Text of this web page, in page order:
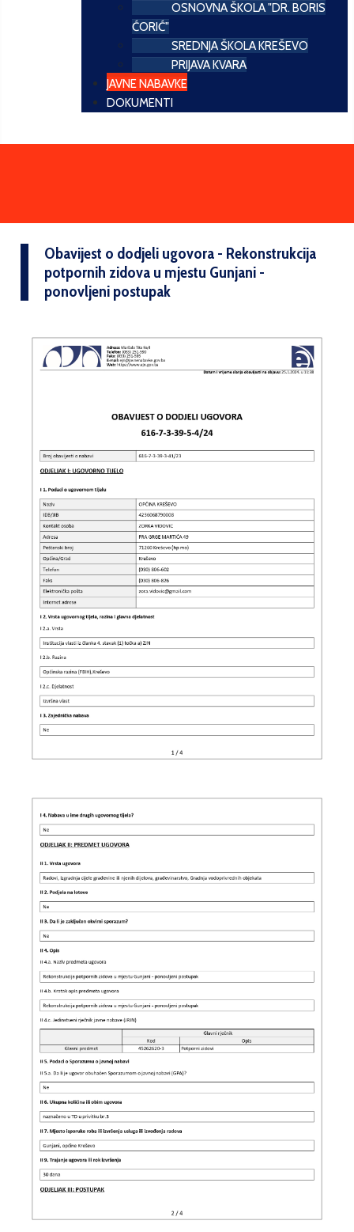
OSNOVNA ŠKOLA "DR. BORIS
ĆORIĆ"
SREDNJA ŠKOLA KREŠEVO
PRIJAVA KVARA
JAVNE NABAVKE
DOKUMENTI
Obavijest o dodjeli ugovora - Rekonstrukcija
potpornih zidova u mjestu Gunjani -
ponovljeni postupak